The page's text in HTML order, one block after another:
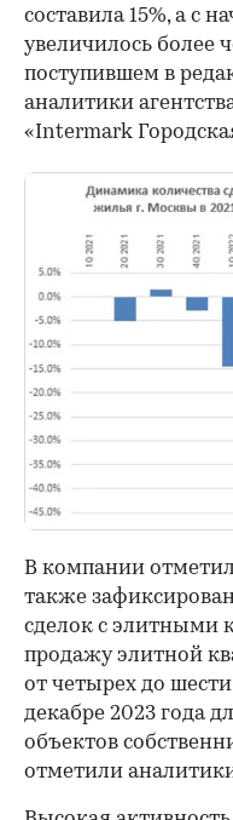
составила 15%, а с
увеличилось более
поступившем в
аналитики
«Intermark
В компании
также
сделок с элитными
продажу элитной
от четырех до
декабре 2023 года
объектов
отметили